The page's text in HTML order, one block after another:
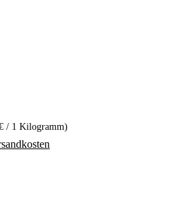
/ 1 Kilogramm)